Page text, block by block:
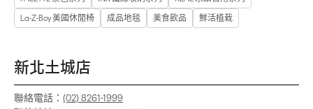
La-Z-Boy 美國休閒椅
成品地毯 美食飲品 鮮活植栽
新北土城店
聯絡電話： (02) 8261-1999